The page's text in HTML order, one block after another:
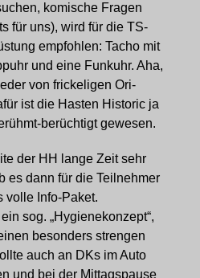
komische Fragen
für uns), wird für die TS-
empfohlen: Tacho mit
und eine Funkuhr. Aha,
von frickeligen Ori-
ist die Hasten Historic ja
berüchtigt gewesen.
der HH lange Zeit sehr
es dann für die Teilnehmer
volle Info-Paket.
sog. „Hygienekonzept“,
besonders strengen
auch an DKs im Auto
und bei der Mittagspause